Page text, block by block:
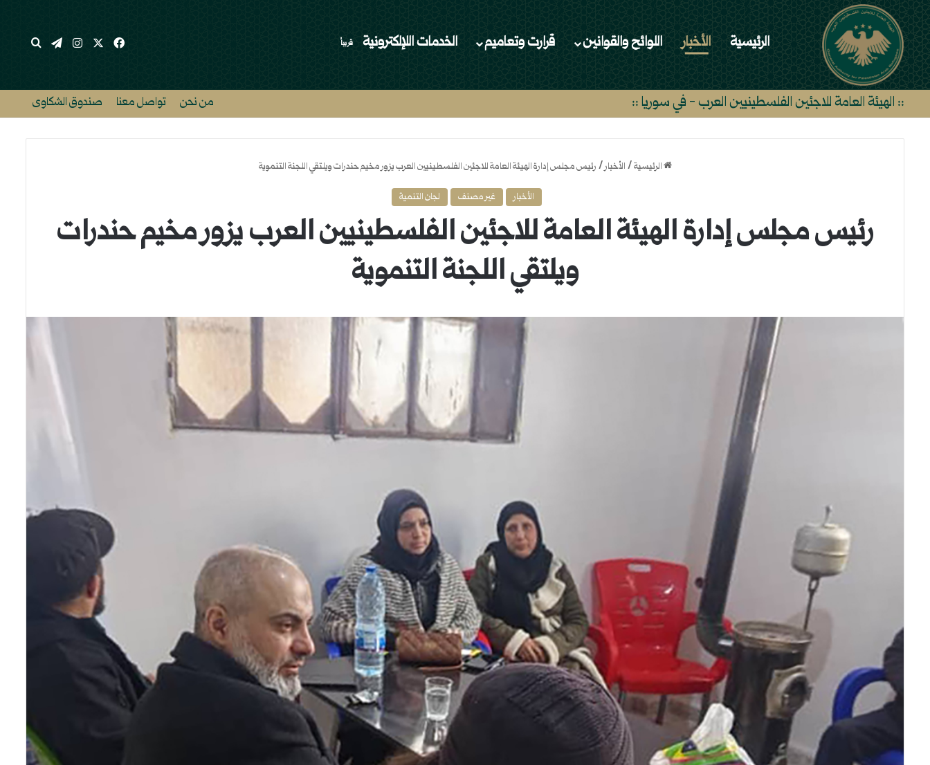
الرئيسية الأخبار اللوائح والقوانين قرارت وتعاميم الخدمات اللإلكترونية قريباُ فيسبوك انستقرام
تيلقرامبحث
:: الهيئة العامة للاجئين الفلسطينيين العرب - في سوريا :: من نحن تواصل معنا صندوق الشكاوى
الرئيسية/ الأخبار/ رئيس مجلس إدارة الهيئة العامة للاجئين الفلسطينيين العرب يزور مخيم حندرات ويلتقي اللجنة التنموية
الأخبار غير مصنف لجان التنمية
رئيس مجلس إدارة الهيئة العامة للاجئين الفلسطينيين العرب يزور مخيم حندرات
ويلتقي اللجنة التنموية